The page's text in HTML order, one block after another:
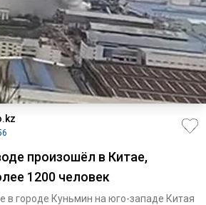
произошёл в Китае,
1200 человек
в городе Куньмин на юго-западе Китая